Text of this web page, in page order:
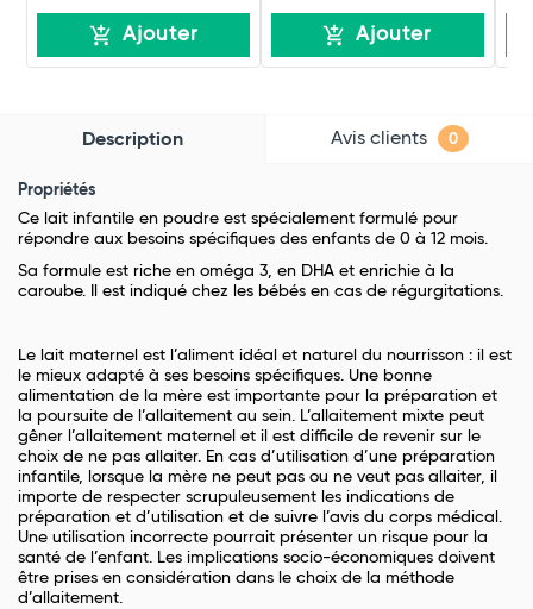
Ajouter Ajouter
Description Avis clients 0
Propriétés
Ce lait infantile en poudre est spécialement formulé pour
répondre aux besoins spécifiques des enfants de 0 à 12 mois.
Sa formule est riche en oméga 3, en DHA et enrichie à la
caroube. Il est indiqué chez les bébés en cas de régurgitations.
Le lait maternel est l’aliment idéal et naturel du nourrisson : il est
le mieux adapté à ses besoins spécifiques. Une bonne
alimentation de la mère est importante pour la préparation et
la poursuite de l’allaitement au sein. L’allaitement mixte peut
gêner l’allaitement maternel et il est difficile de revenir sur le
choix de ne pas allaiter. En cas d’utilisation d’une préparation
infantile, lorsque la mère ne peut pas ou ne veut pas allaiter, il
importe de respecter scrupuleusement les indications de
préparation et d’utilisation et de suivre l’avis du corps médical.
Une utilisation incorrecte pourrait présenter un risque pour la
santé de l’enfant. Les implications socio-économiques doivent
être prises en considération dans le choix de la méthode
d’allaitement.